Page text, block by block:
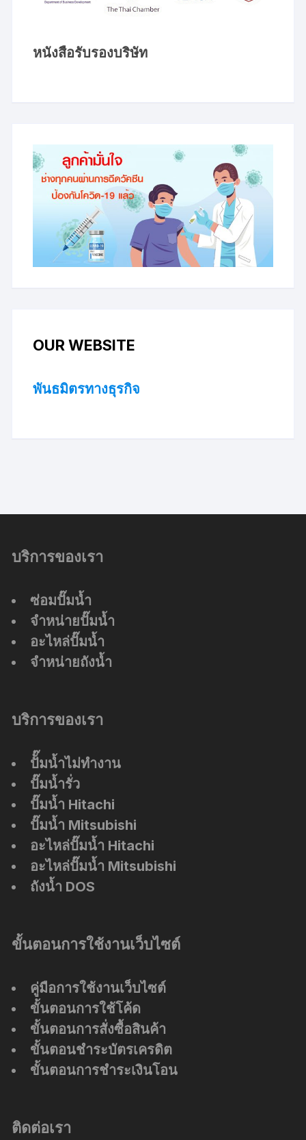
หนังสือรับรองบริษัท
OUR WEBSITE
พันธมิตรทางธุรกิจ
บริการของเรา
ซ่อมปั๊มน้ำ
จำหน่ายปั๊มน้ำ
อะไหล่ปั๊มน้ำ
จำหน่ายถังน้ำ
บริการของเรา
ปัั๊มน้ำไม่ทำงาน
ปั๊มน้ำรั่ว
ปั๊มน้ำ Hitachi
ปั๊มน้ำ Mitsubishi
อะไหล่ปั๊มน้ำ Hitachi
อะไหล่ปั๊มน้ำ Mitsubishi
ถังน้ำ DOS
ขั้นตอนการใช้งานเว็บไซต์
คู่มือการใช้งานเว็บไซต์
ขั้นตอนการใช้โค้ด
ขั้นตอนการสั่งซื้อสินค้า
ขั้นตอนชำระบัตรเครดิต
ขั้นตอนการชำระเงินโอน
ติดต่อเรา